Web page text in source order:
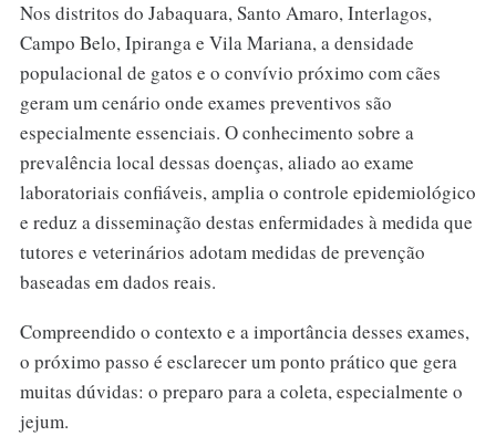
Nos distritos do Jabaquara, Santo Amaro, Interlagos,
Campo Belo, Ipiranga e Vila Mariana, a densidade
populacional de gatos e o convívio próximo com cães
geram um cenário onde exames preventivos são
especialmente essenciais. O conhecimento sobre a
prevalência local dessas doenças, aliado ao exame
laboratoriais confiáveis, amplia o controle epidemiológico
e reduz a disseminação destas enfermidades à medida que
tutores e veterinários adotam medidas de prevenção
baseadas em dados reais.
Compreendido o contexto e a importância desses exames,
o próximo passo é esclarecer um ponto prático que gera
muitas dúvidas: o preparo para a coleta, especialmente o
jejum.